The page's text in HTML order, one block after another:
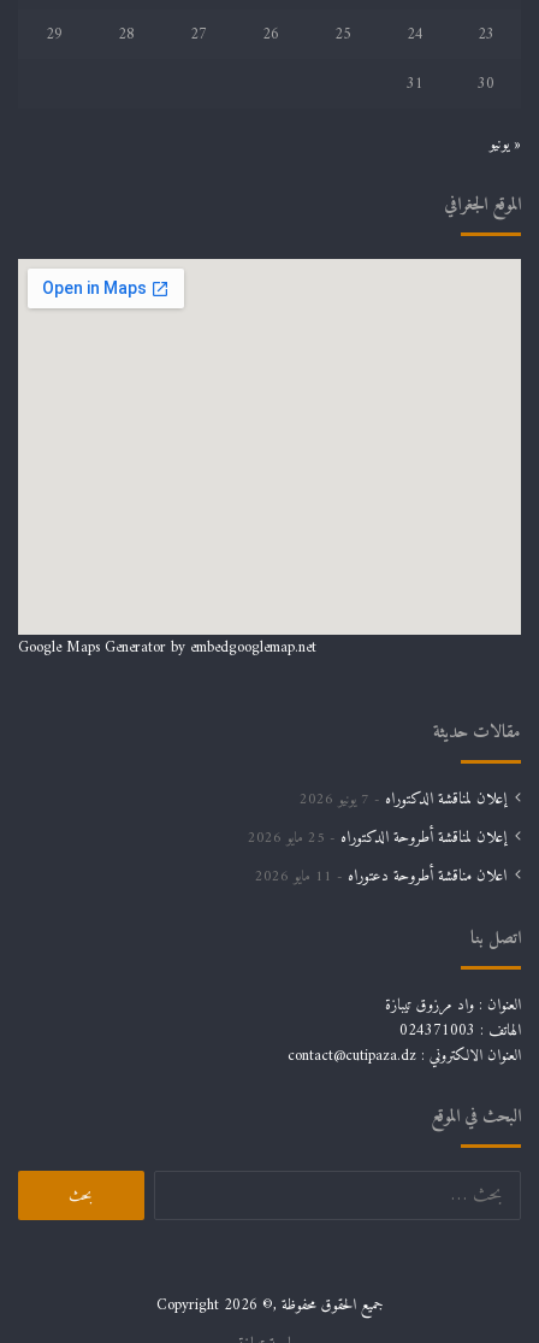
23
24
25
26
27
28
29
30
31
« يونيو
الموقع الجغرافي
Google Maps Generator by embedgooglemap.net
مقالات حديثة
إعلان لمناقشة الدكتوراه 7 يونيو 2026
إعلان لمناقشة أطروحة الدكتوراه 25 مايو 2026
اعلان مناقشة أطروحة دعتوراه 11 مايو 2026
اتصل بنا
العنوان : واد مرزوق تيبازة
الهاتف : 024371003
العنوان الالكتروني : contact@cutipaza.dz
البحث في الموقع
جميع الحقوق محفوظة ,© Copyright 2026